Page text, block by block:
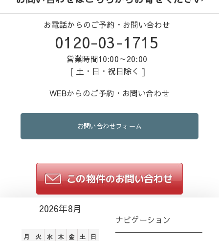
お電話からのご予約・お問い合わせ
0120-03-1715
営業時間10:00～20:00
[ 土・日・祝日除く ]
WEBからのご予約・お問い合わせ
お問い合わせフォーム
2026年8月
月 火 水 木 金 土 日
ナビゲーション